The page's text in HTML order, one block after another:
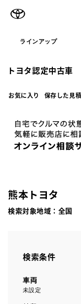
ラインアップ
トヨタ認定中古車
お気に入り 保存した見
熊本トヨタ
検索対象地域： 全国
検索条件
車両
未設定